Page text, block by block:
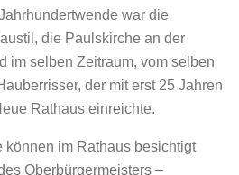
war die
die Paulskirche an der
im selben Zeitraum, vom selben
der mit erst 25 Jahren
Rathaus einreichte.
im Rathaus besichtigt
Oberbürgermeisters –